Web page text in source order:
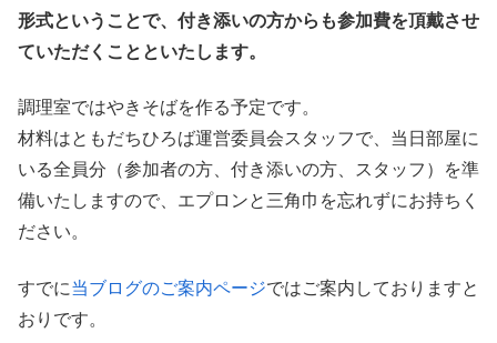
形式ということで、付き添いの方からも参加費を頂戴させ
ていただくことといたします。
調理室ではやきそばを作る予定です。
材料はともだちひろば運営委員会スタッフで、当日部屋に
いる全員分（参加者の方、付き添いの方、スタッフ）を準
備いたしますので、エプロンと三角巾を忘れずにお持ちく
ださい。
すでに当ブログのご案内ページではご案内しておりますと
おりです。